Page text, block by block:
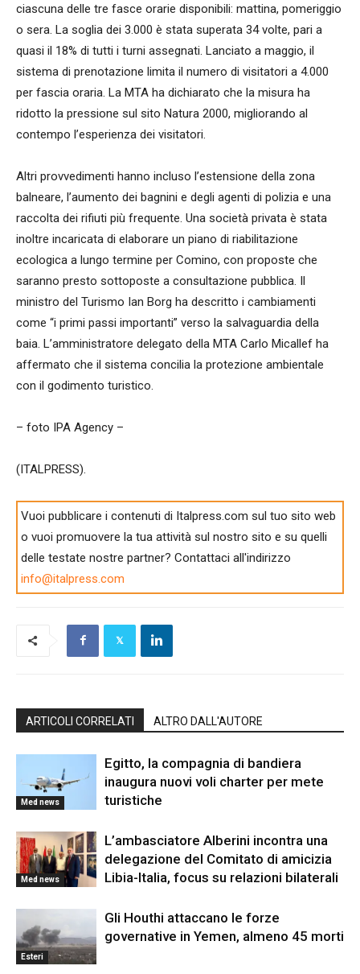
ciascuna delle tre fasce orarie disponibili: mattina, pomeriggio
o sera. La soglia dei 3.000 è stata superata 34 volte, pari a
quasi il 18% di tutti i turni assegnati. Lanciato a maggio, il
sistema di prenotazione limita il numero di visitatori a 4.000
per fascia oraria. La MTA ha dichiarato che la misura ha
ridotto la pressione sul sito Natura 2000, migliorando al
contempo l’esperienza dei visitatori.
Altri provvedimenti hanno incluso l’estensione della zona
balneare, l’aumento dei bagnini e degli agenti di polizia e una
raccolta dei rifiuti più frequente. Una società privata è stata
inoltre incaricata di elaborare un piano di riabilitazione
ecologica a lungo termine per Comino, con proposte che
saranno presto sottoposte a consultazione pubblica. Il
ministro del Turismo Ian Borg ha descritto i cambiamenti
come “i primi passi importanti” verso la salvaguardia della
baia. L’amministratore delegato della MTA Carlo Micallef ha
affermato che il sistema concilia la protezione ambientale
con il godimento turistico.
– foto IPA Agency –
(ITALPRESS).
Vuoi pubblicare i contenuti di Italpress.com sul tuo sito web
o vuoi promuovere la tua attività sul nostro sito e su quelli
delle testate nostre partner? Contattaci all'indirizzo
info@italpress.com
ARTICOLI CORRELATI ALTRO DALL'AUTORE
Med news
Egitto, la compagnia di bandiera
inaugura nuovi voli charter per mete
turistiche
Med news
L’ambasciatore Alberini incontra una
delegazione del Comitato di amicizia
Libia-Italia, focus su relazioni bilaterali
Esteri
Gli Houthi attaccano le forze
governative in Yemen, almeno 45 morti